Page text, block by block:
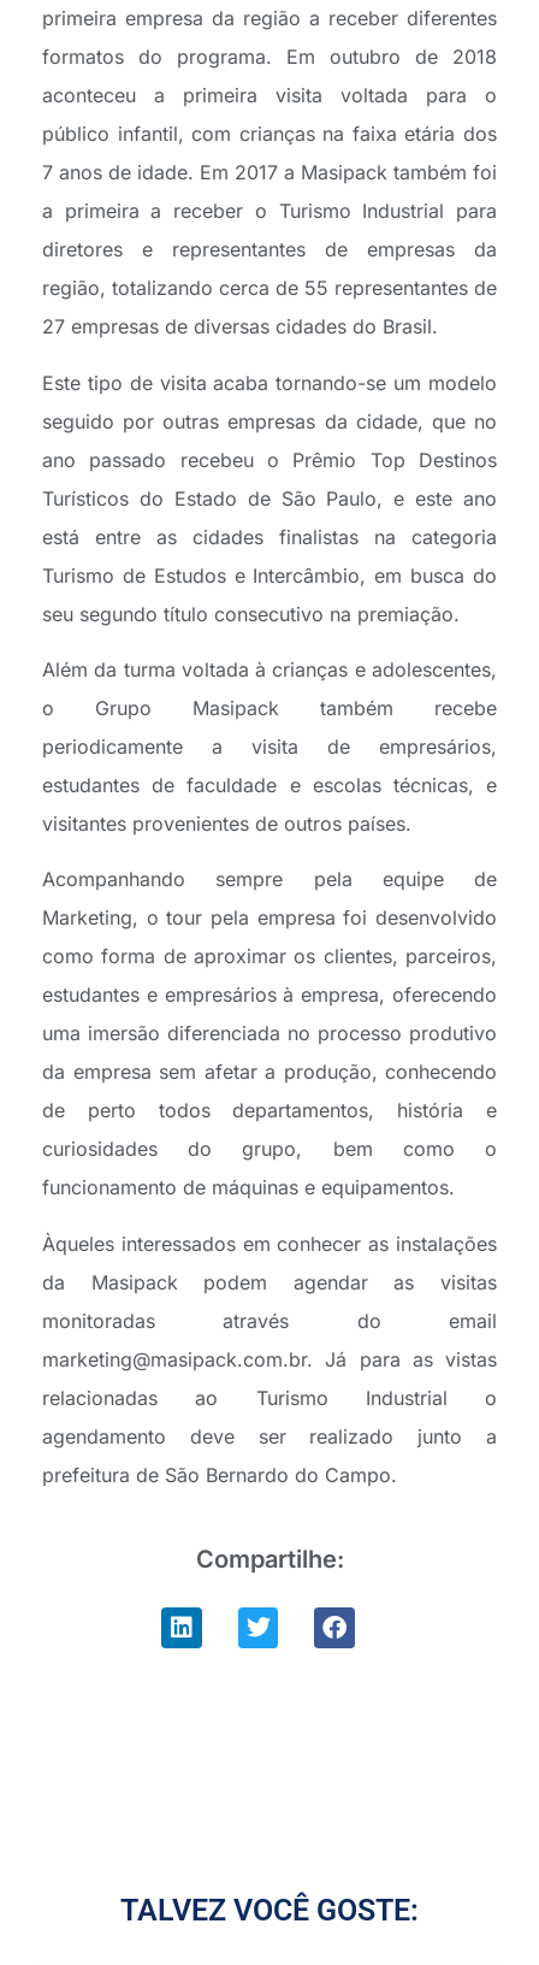
primeira empresa da região a receber diferentes
formatos do programa. Em outubro de 2018
aconteceu a primeira visita voltada para o
público infantil, com crianças na faixa etária dos
7 anos de idade. Em 2017 a Masipack também foi
a primeira a receber o Turismo Industrial para
diretores e representantes de empresas da
região, totalizando cerca de 55 representantes de
27 empresas de diversas cidades do Brasil.
Este tipo de visita acaba tornando-se um modelo
seguido por outras empresas da cidade, que no
ano passado recebeu o Prêmio Top Destinos
Turísticos do Estado de São Paulo, e este ano
está entre as cidades finalistas na categoria
Turismo de Estudos e Intercâmbio, em busca do
seu segundo título consecutivo na premiação.
Além da turma voltada à crianças e adolescentes,
o Grupo Masipack também recebe
periodicamente a visita de empresários,
estudantes de faculdade e escolas técnicas, e
visitantes provenientes de outros países.
Acompanhando sempre pela equipe de
Marketing, o tour pela empresa foi desenvolvido
como forma de aproximar os clientes, parceiros,
estudantes e empresários à empresa, oferecendo
uma imersão diferenciada no processo produtivo
da empresa sem afetar a produção, conhecendo
de perto todos departamentos, história e
curiosidades do grupo, bem como o
funcionamento de máquinas e equipamentos.
Àqueles interessados em conhecer as instalações
da Masipack podem agendar as visitas
monitoradas através do email
marketing@masipack.com.br. Já para as vistas
relacionadas ao Turismo Industrial o
agendamento deve ser realizado junto a
prefeitura de São Bernardo do Campo.
Compartilhe:
TALVEZ VOCÊ GOSTE: